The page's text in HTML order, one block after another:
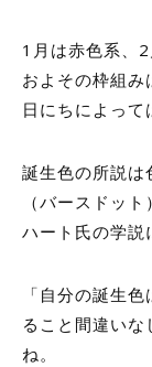
1 月は赤色系、 2
およその枠組み
日にちによって
誕生色の所説は
（バースドッ
ハート氏の学説
「自分の誕生
ること間違い
ね。